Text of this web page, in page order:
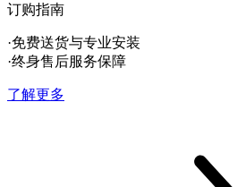
订购指南
·免费送货与专业安装
·终身售后服务保障
了解更多